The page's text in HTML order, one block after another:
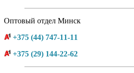
Оптовый отдел Минск
+375 (44) 747-11-11
+375 (29) 144-22-62